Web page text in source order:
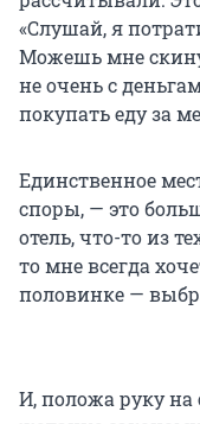
«Слушай, я
Можешь мне
не очень с
покупать еду за
Единственное
споры, — это
отель, что-то из
то мне всегда
половинке —
И, положа руку на